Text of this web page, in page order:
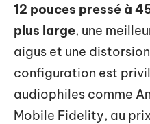
12 pouces pressé à
plus large, une
aigus et une
configuration est
audiophiles comme
Mobile Fidelity, au